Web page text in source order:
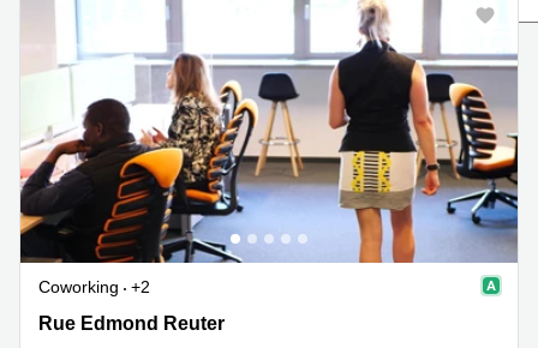
Bertrange
Сoworking
Esch-sur-
Alzette
Сoworking
Sandweiler
Bureaux
Esch-
sur-
Alzette
Bureaux
Coworking
+2
Rue Edmond Reuter, 19, Contern
Rue Edmond Reuter